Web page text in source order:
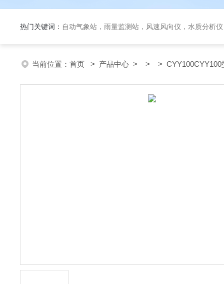
热门关键词： 自动气象站，雨量监测站，风速风向仪，水质分析
当前位置： 首页 > 产品中心 > > > CYY100CYY100